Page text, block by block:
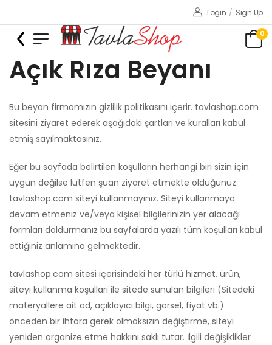
Login / Sign Up
0
Açık Rıza Beyanı
Bu beyan firmamızın gizlilik politikasını içerir. tavlashop.com
sitesini ziyaret ederek aşağıdaki şartları ve kuralları kabul
etmiş sayılmaktasınız.
Eğer bu sayfada belirtilen koşulların herhangi biri sizin için
uygun değilse lütfen şuan ziyaret etmekte olduğunuz
tavlashop.com siteyi kullanmayınız. Siteyi kullanmaya
devam etmeniz ve/veya kişisel bilgilerinizin yer alacağı
formları doldurmanız bu sayfalarda yazılı tüm koşulları kabul
ettiğiniz anlamına gelmektedir.
tavlashop.com sitesi içerisindeki her türlü hizmet, ürün,
siteyi kullanma koşulları ile sitede sunulan bilgileri (Sitedeki
materyallere ait ad, açıklayıcı bilgi, görsel, fiyat vb.)
önceden bir ihtara gerek olmaksızın değiştirme, siteyi
yeniden organize etme hakkını saklı tutar. İlgili değişiklikler